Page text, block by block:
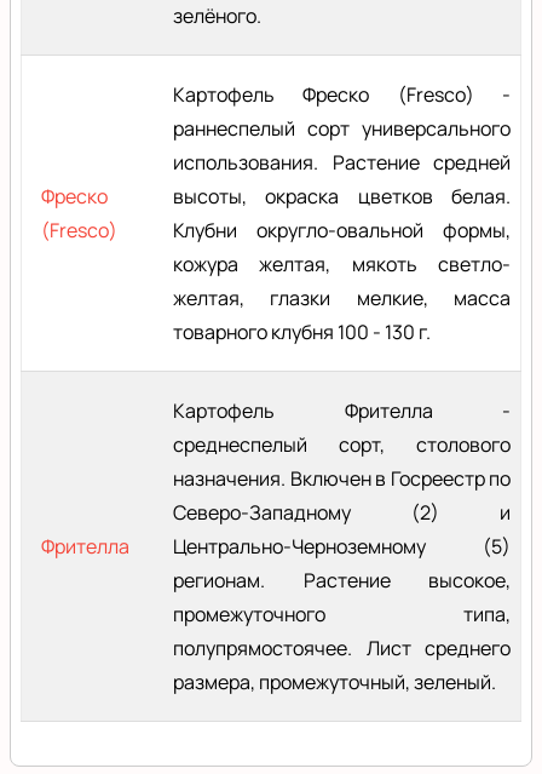
зелёного.
Фреско
(Fresco)
Картофель Фреско (Fresco) -
раннеспелый сорт универсального
использования. Растение средней
высоты, окраска цветков белая.
Клубни округло-овальной формы,
кожура желтая, мякоть светло-
желтая, глазки мелкие, масса
товарного клубня 100 - 130 г.
Фрителла
Картофель Фрителла -
среднеспелый сорт, столового
назначения. Включен в Госреестр по
Северо-Западному (2) и
Центрально-Черноземному (5)
регионам. Растение высокое,
промежуточного типа,
полупрямостоячее. Лист среднего
размера, промежуточный, зеленый.